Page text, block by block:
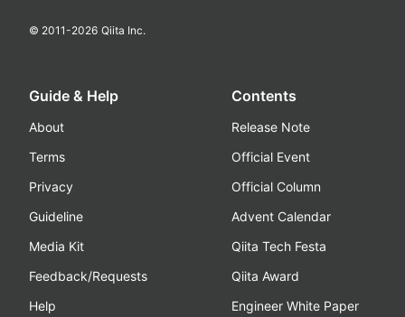
© 2011-2026 Qiita Inc.
Guide & Help
About
Terms
Privacy
Guideline
Media Kit
Feedback/Requests
Help
Contents
Release Note
Official Event
Official Column
Advent Calendar
Qiita Tech Festa
Qiita Award
Engineer White Paper